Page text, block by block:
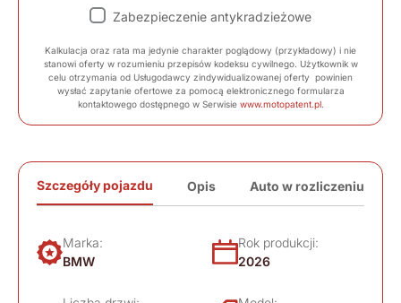
Zabezpieczenie antykradzieżowe
Kalkulacja oraz rata ma jedynie charakter poglądowy (przykładowy) i nie
stanowi oferty w rozumieniu przepisów kodeksu cywilnego. Użytkownik w
celu otrzymania od Usługodawcy zindywidualizowanej oferty powinien
wysłać zapytanie ofertowe za pomocą elektronicznego formularza
kontaktowego dostępnego w Serwisie www.motopatent.pl.
Szczegóły pojazdu Opis Auto w rozliczeniu
Marka:
BMW
Rok produkcji:
2026